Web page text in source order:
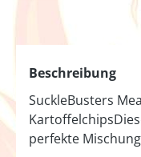
Beschreibung
SuckleBusters
perfekte